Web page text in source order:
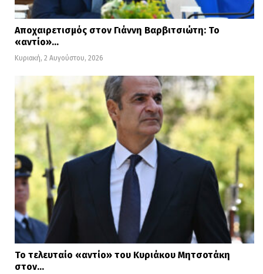
Αποχαιρετισμός στον Γιάννη Βαρβιτσιώτη: Το
«αντίο»…
Κυριακή, 2 Αυγούστου, 2026
Το τελευταίο «αντίο» του Κυριάκου Μητσοτάκη
στον…